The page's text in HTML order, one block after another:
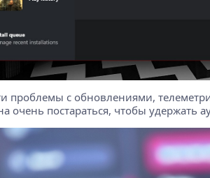
проблемы с обновлениями,
очень постараться, чтобы удержать